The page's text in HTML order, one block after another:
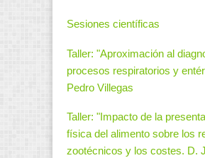
Sesiones científicas
Taller: "Aproximación al
procesos respiratorios y
Pedro Villegas
Taller: "Impacto de la
física del alimento sobre los
zootécnicos y los costes. D.